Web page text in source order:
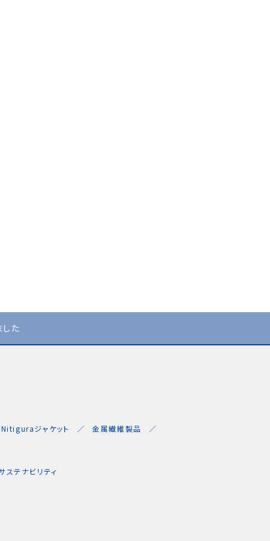
た
Nitiguraジャケット 金属繊維製品
ステナビリティ